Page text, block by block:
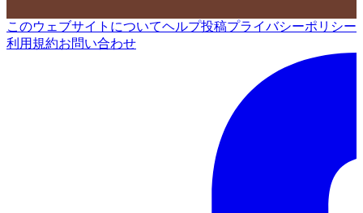
このウェブサイトについてヘルプ投稿プライバシーポリシー
利用規約お問い合わせ